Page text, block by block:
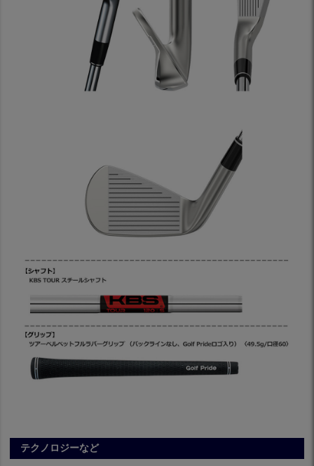
テクノロジーなど